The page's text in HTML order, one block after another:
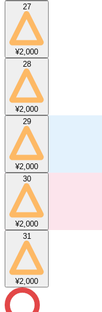
27
¥2,000
28
¥2,000
29
¥2,000
30
¥2,000
31
¥2,000